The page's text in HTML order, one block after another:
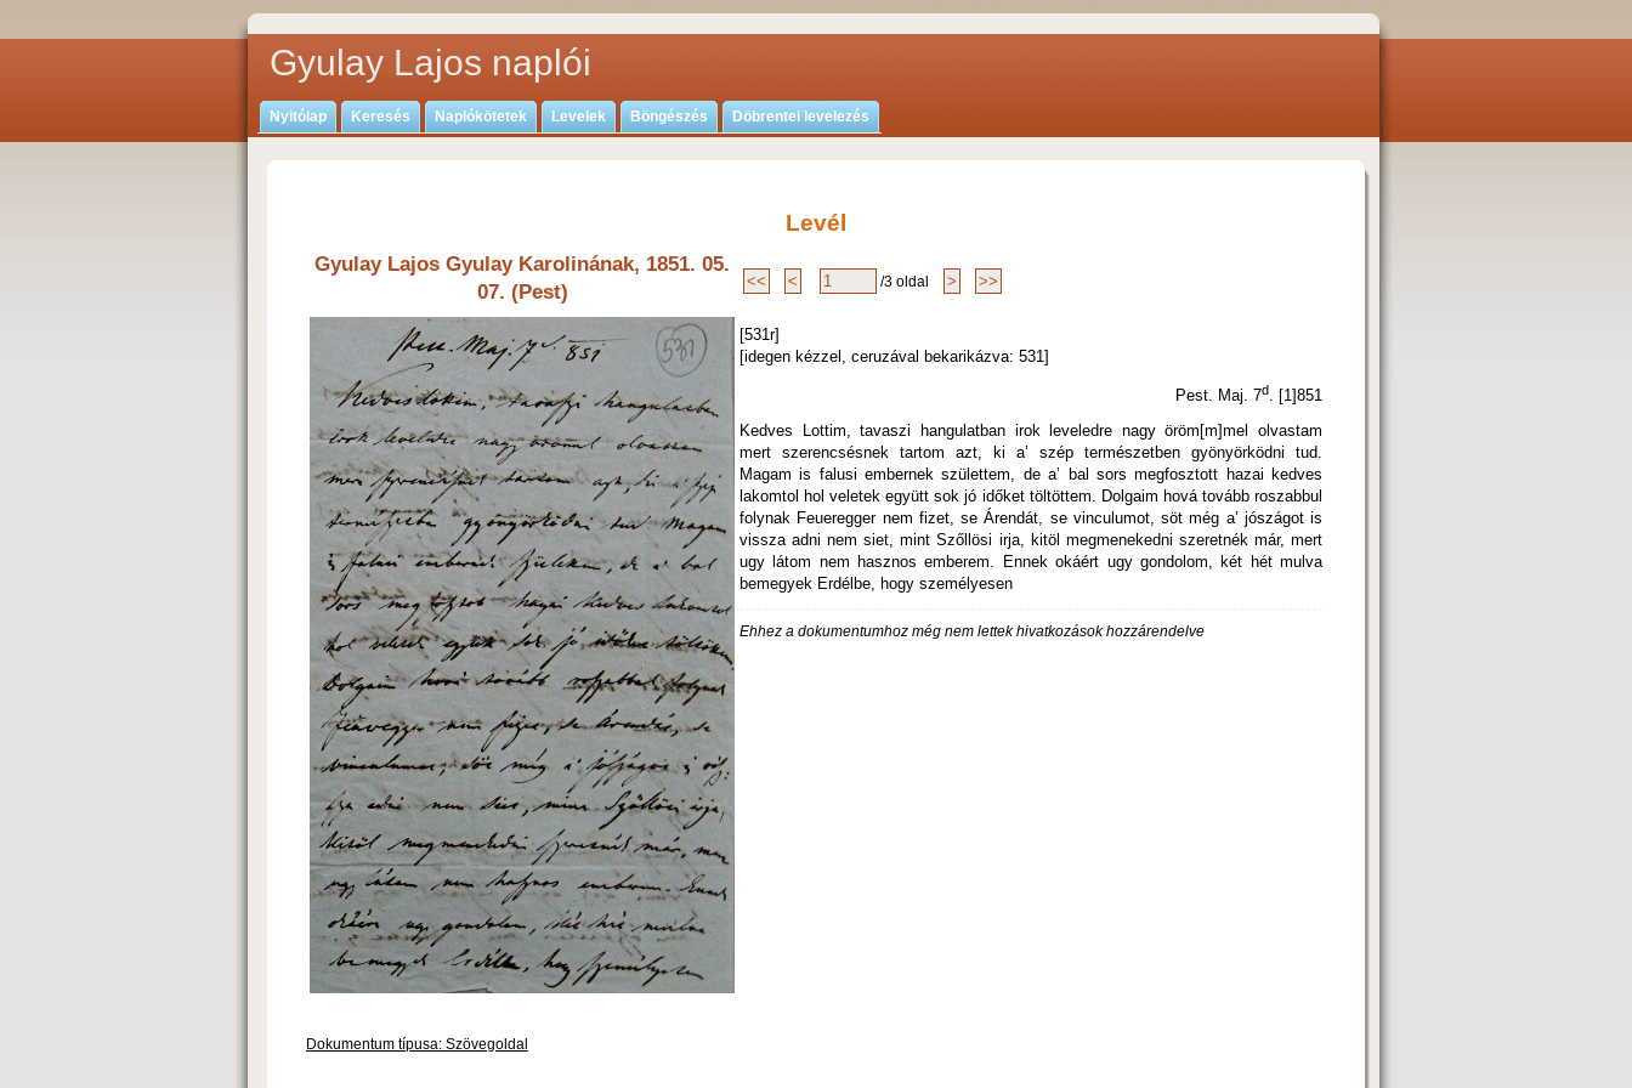
Gyulay Lajos naplói
Nyitólap Keresés Naplókötetek Levelek Böngészés Döbrentei levelezés
Levél
Gyulay Lajos Gyulay Karolinának, 1851. 05.
07. (Pest)
/3 oldal
[531r]
[idegen kézzel, ceruzával bekarikázva: 531]
Pest. Maj. 7d
. [1]851
Kedves Lottim, tavaszi hangulatban irok leveledre nagy öröm[m]mel olvastam
mert szerencsésnek tartom azt, ki a’ szép természetben gyönyörködni tud.
Magam is falusi embernek születtem, de a’ bal sors megfosztott hazai kedves
lakomtol hol veletek együtt sok jó időket töltöttem. Dolgaim hová tovább roszabbul
folynak Feueregger nem fizet, se Árendát, se vinculumot, söt még a’ jószágot is
vissza adni nem siet, mint Szőllösi irja, kitöl megmenekedni szeretnék már, mert
ugy látom nem hasznos emberem. Ennek okáért ugy gondolom, két hét mulva
bemegyek Erdélbe, hogy személyesen
Ehhez a dokumentumhoz még nem lettek hivatkozások hozzárendelve
Dokumentum típusa: Szövegoldal